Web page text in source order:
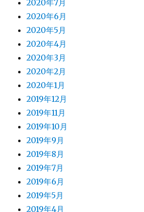
2020年7月
2020年6月
2020年5月
2020年4月
2020年3月
2020年2月
2020年1月
2019年12月
2019年11月
2019年10月
2019年9月
2019年8月
2019年7月
2019年6月
2019年5月
2019年4月